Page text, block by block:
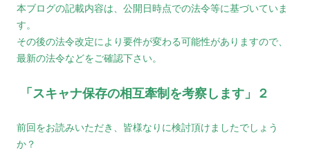
本ブログの記載内容は、公開日時点での法令等に基づいていま
す。
その後の法令改定により要件が変わる可能性がありますので、
最新の法令などをご確認下さい。
「スキャナ保存の相互牽制を考察します」２
前回をお読みいただき、皆様なりに検討頂けましたでしょう
か？